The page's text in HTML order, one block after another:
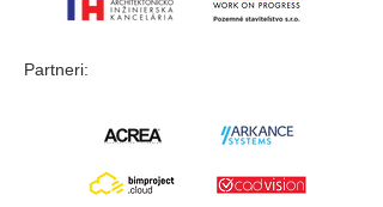
Partneri: